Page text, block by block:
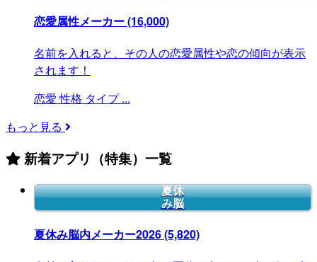
恋愛属性メーカー(16,000)
名前を入れると、その人の恋愛属性や恋の傾向が表示
されます！
恋愛 性格 タイプ ...
もっと見る
新着アプリ（特集）一覧
夏休
み脳
夏休み脳内メーカー2026(5,820)